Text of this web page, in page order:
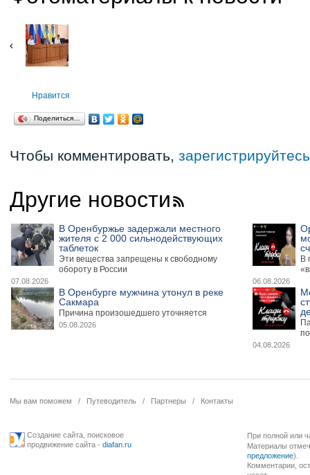
Нравится
Поделиться…
Чтобы комментировать, зарегистрируйтесь
Другие новости
В Оренбуржье задержали местного
жителя с 2 000 сильнодействующих
таблеток
Эти вещества запрещены к свободному
обороту в России
07.08.2026
В
06.08.2026
В Оренбурге мужчина утонул в реке
Сакмара
Причина произошедшего уточняется
05.08.2026
04.08.2026
Мы вам поможем / Путеводитель / Партнеры / Контакты
Создание сайта, поисковое
продвижение сайта- diafan.ru
При полной или
Материалы
предложение).
Комментарии,